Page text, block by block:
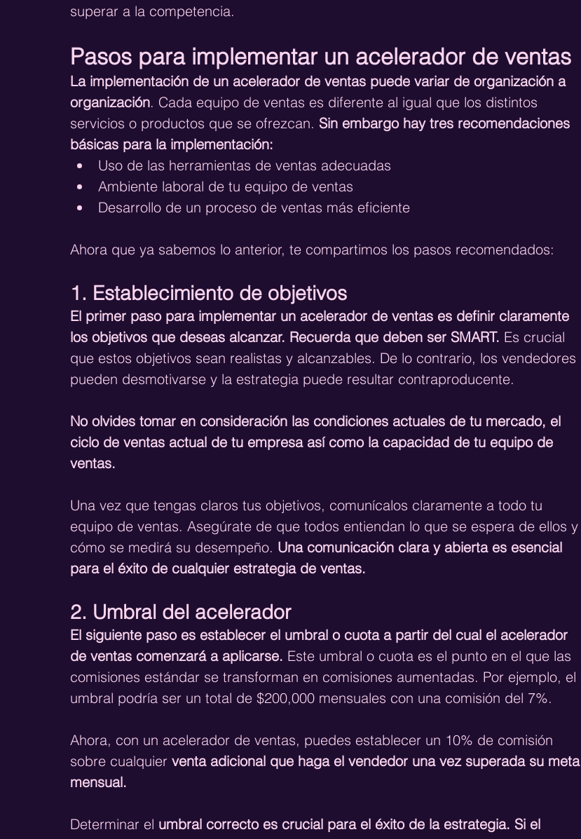
superar a la competencia.
Pasos para implementar un acelerador de ventas
La implementación de un acelerador de ventas puede variar de organización a
organización. Cada equipo de ventas es diferente al igual que los distintos
servicios o productos que se ofrezcan. Sin embargo hay tres recomendaciones
básicas para la implementación:
Uso de las herramientas de ventas adecuadas
Ambiente laboral de tu equipo de ventas
Desarrollo de un proceso de ventas más eficiente
Ahora que ya sabemos lo anterior, te compartimos los pasos recomendados:
1. Establecimiento de objetivos
El primer paso para implementar un acelerador de ventas es definir claramente
los objetivos que deseas alcanzar. Recuerda que deben ser SMART. Es crucial
que estos objetivos sean realistas y alcanzables. De lo contrario, los vendedores
pueden desmotivarse y la estrategia puede resultar contraproducente.
No olvides tomar en consideración las condiciones actuales de tu mercado, el
ciclo de ventas actual de tu empresa así como la capacidad de tu equipo de
ventas.
Una vez que tengas claros tus objetivos, comunícalos claramente a todo tu
equipo de ventas. Asegúrate de que todos entiendan lo que se espera de ellos y
cómo se medirá su desempeño. Una comunicación clara y abierta es esencial
para el éxito de cualquier estrategia de ventas.
2. Umbral del acelerador
El siguiente paso es establecer el umbral o cuota a partir del cual el acelerador
de ventas comenzará a aplicarse. Este umbral o cuota es el punto en el que las
comisiones estándar se transforman en comisiones aumentadas. Por ejemplo, el
umbral podría ser un total de $200,000 mensuales con una comisión del 7%.
Ahora, con un acelerador de ventas, puedes establecer un 10% de comisión
sobre cualquier venta adicional que haga el vendedor una vez superada su meta
mensual.
Determinar el umbral correcto es crucial para el éxito de la estrategia. Si el